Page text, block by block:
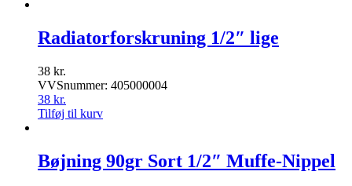
Radiatorforskruning 1/2″ lige
38 kr.
VVSnummer: 405000004
38 kr.
Tilføj til kurv
Bøjning 90gr Sort 1/2″ Muffe-Nippel